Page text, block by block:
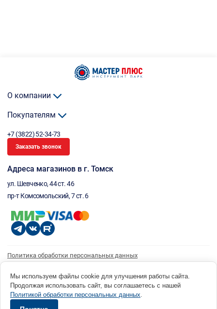
О компании
Покупателям
+7 (3822) 52-34-73
Заказать звонок
Адреса магазинов в г. Томск
ул. Шевченко, 44 ст. 46
пр-т Комсомольский, 7 ст. 6
Политика обработки персональных данных
Согласие на получение рассылки
© 1996 - 2026 инструмент парк «Мастер Плюс» Россия, г. Томск, ул. Шевченко, 44 ст. 46, (3822) 52-34-
73 okp@masterplus.tomsk.ru ИП Брусницын Д.Н. ИНН 701700002741
Мы используем файлы cookie для улучшения работы сайта.
Продолжая использовать сайт, вы соглашаетесь с нашей
Политикой обработки персональных данных.